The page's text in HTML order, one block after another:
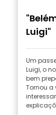
Luigi"
Um
Luigi, o
bem
Tornou a